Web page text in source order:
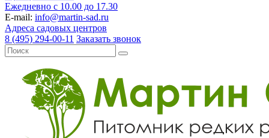
Ежедневно с 10.00 до 17.30
E-mail: info@martin-sad.ru
Адреса садовых центров
8 (495) 294-00-11 Заказать звонок